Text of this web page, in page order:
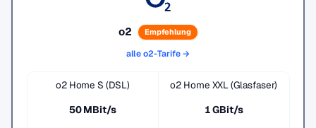
o2 Empfehlung
alle o2-Tarife →
o2 Home S (DSL)
50 MBit/s
o2 Home XXL (Glasfaser)
1 GBit/s